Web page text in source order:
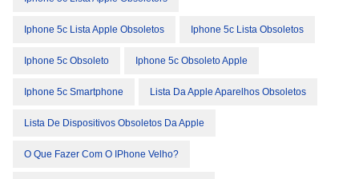
Iphone 5c Lista Apple Obsoletos Iphone 5c Lista Obsoletos
Iphone 5c Obsoleto Iphone 5c Obsoleto Apple
Iphone 5c Smartphone Lista Da Apple Aparelhos Obsoletos
Lista De Dispositivos Obsoletos Da Apple
O Que Fazer Com O IPhone Velho?